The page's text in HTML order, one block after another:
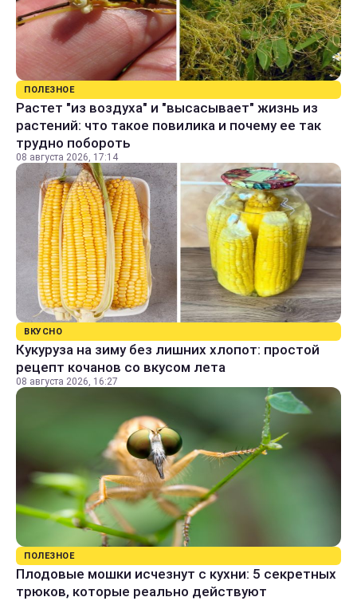
ПОЛЕЗНОЕ
Растет "из воздуха" и "высасывает" жизнь из
растений: что такое повилика и почему ее так
трудно побороть
08 августа 2026, 17:14
ВКУСНО
Кукуруза на зиму без лишних хлопот: простой
рецепт кочанов со вкусом лета
08 августа 2026, 16:27
ПОЛЕЗНОЕ
Плодовые мошки исчезнут с кухни: 5 секретных
трюков, которые реально действуют